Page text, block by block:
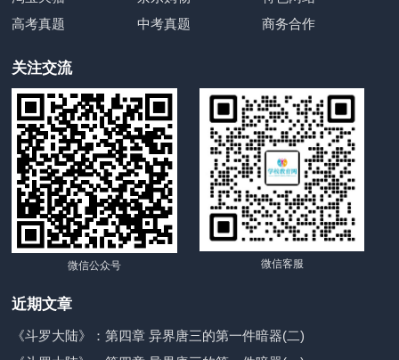
高考真题
中考真题 商务合作
关注交流
微信公众号 微信客服
近期文章
《斗罗大陆》：第四章 异界唐三的第一件暗器(二)